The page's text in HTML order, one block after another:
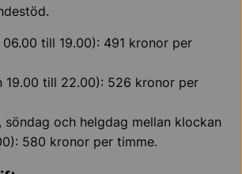
till 19.00): 491 kronor per
19.00 till 22.00): 526 kronor per
söndag och helgdag mellan klockan
580 kronor per timme.